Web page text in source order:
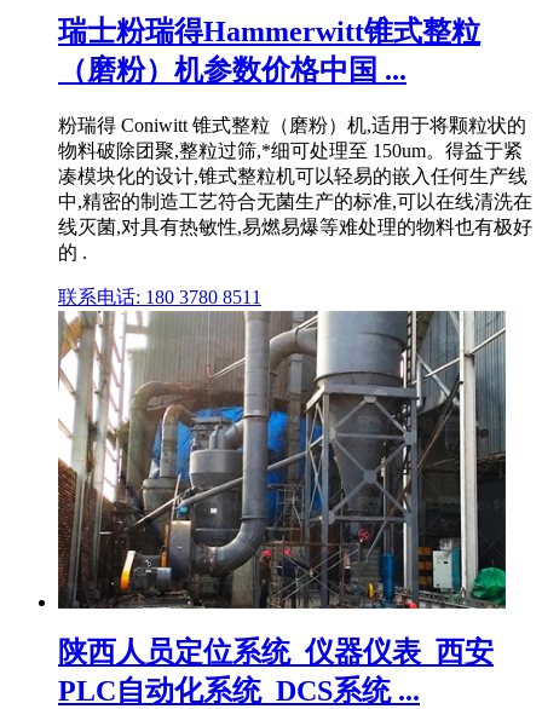
瑞士粉瑞得Hammerwitt锥式整粒
（磨粉）机参数价格中国 ...
粉瑞得 Coniwitt 锥式整粒（磨粉）机,适用于将颗粒状的
物料破除团聚,整粒过筛,*细可处理至 150um。得益于紧
凑模块化的设计,锥式整粒机可以轻易的嵌入任何生产线
中,精密的制造工艺符合无菌生产的标准,可以在线清洗在
线灭菌,对具有热敏性,易燃易爆等难处理的物料也有极好
的 .
联系电话: 180 3780 8511
陕西人员定位系统_仪器仪表_西安
PLC自动化系统_DCS系统 ...